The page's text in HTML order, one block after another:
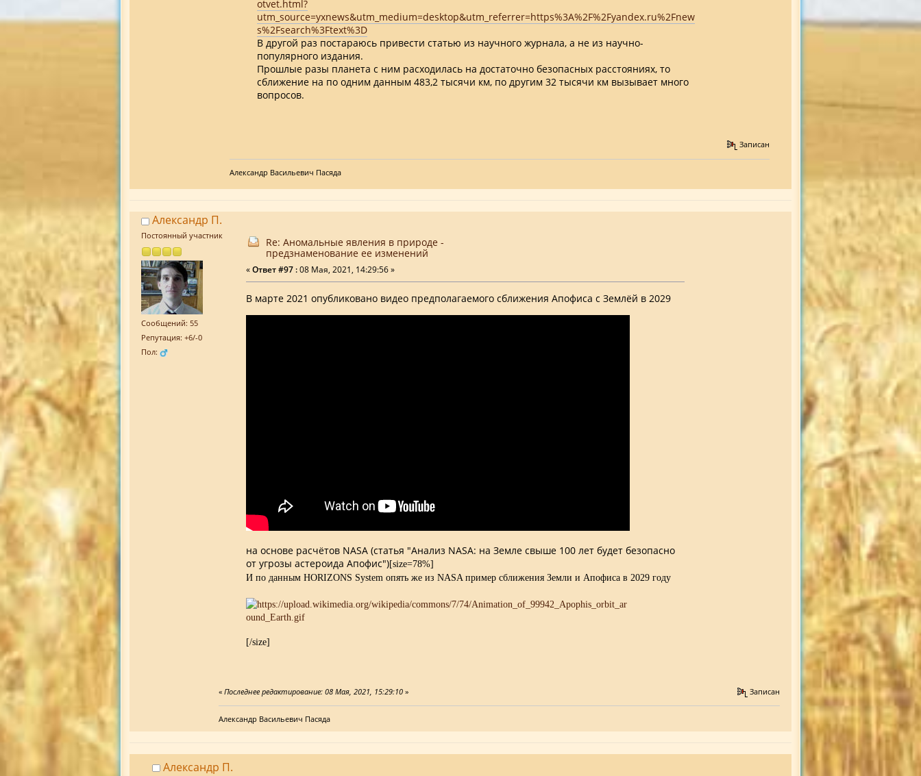
otvet.html?
utm_source=yxnews&utm_medium=desktop&utm_referrer=https%3A%2F%2Fyandex.ru%2Fnew
s%2Fsearch%3Ftext%3D
В другой раз постараюсь привести статью из научного журнала, а не из научно-
популярного издания.
Прошлые разы планета с ним расходилась на достаточно безопасных расстояниях, то
сближение на по одним данным 483,2 тысячи км, по другим 32 тысячи км вызывает много
вопросов.
Записан
Александр Васильевич Пасяда
Александр П.
Постоянный участник
Сообщений: 55
Репутация: +6/-0
Пол:
Re: Аномальные явления в природе -
предзнаменование ее изменений
«Ответ #97 :08 Мая, 2021, 14:29:56 »
В марте 2021 опубликовано видео предполагаемого сближения Апофиса с Землёй в 2029
на основе расчётов NASA (статья "Анализ NASA: на Земле свыше 100 лет будет безопасно
от угрозы астероида Апофис")[size=78%]
И по данным HORIZONS System опять же из NASA пример сближения Земли и Апофиса в 2029 году
[/size]
« Последнее редактирование: 08 Мая, 2021, 15:29:10 » Записан
Александр Васильевич Пасяда
Александр П.